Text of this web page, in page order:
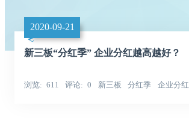
2020-09-21
新三板“分红季” 企业分红越高越好？
浏览 611 评论 0 新三板 分红季 企业分红